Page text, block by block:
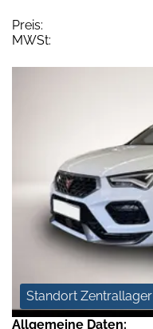
Preis:
MWSt:
Standort Zentrallager
Allgemeine Daten: